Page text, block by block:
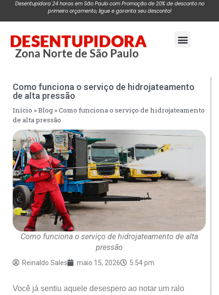
Desentupidora 24 horas em São Paulo com Promoção de 20% de desconto no
primeiro orçamento, ligue e garanta seu desconto!
Como funciona o serviço de hidrojateamento
de alta pressão
Início »Blog »Como funciona o serviço de hidrojateamento
de alta pressão
Como funciona o serviço de hidrojateamento de alta
pressão
Reinaldo Sales maio 15, 2026 5:54 pm
Você já sentiu aquele desespero ao notar um ralo